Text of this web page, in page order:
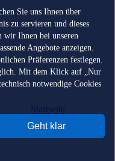
Sie uns Ihnen über
zu servieren und dieses
wir Ihnen bei unseren
Angebote anzeigen.
Präferenzen festlegen.
Mit dem Klick auf „Nur
notwendige Cookies
Geht klar